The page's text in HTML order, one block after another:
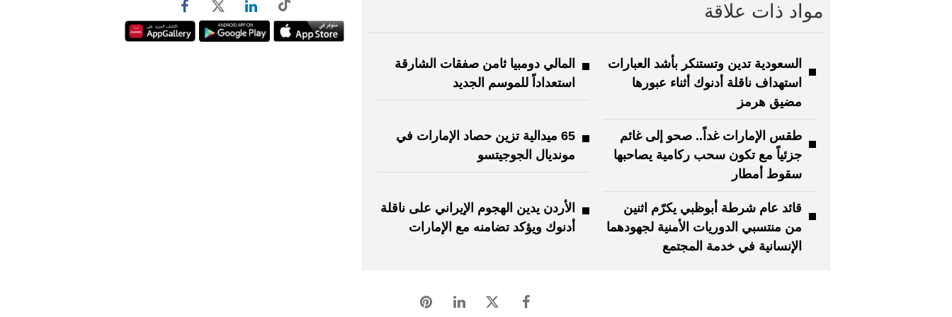
مواد ذات علاقة
السعودية تدين وتستنكر بأشد العبارات
استهداف ناقلة أدنوك أثناء عبورها
مضيق هرمز
المالي دومبيا ثامن صفقات الشارقة
استعداداً للموسم الجديد
طقس الإمارات غداً.. صحو إلى غائم
جزئياً مع تكون سحب ركامية يصاحبها
سقوط أمطار
65 ميدالية تزين حصاد الإمارات في
مونديال الجوجيتسو
قائد عام شرطة أبوظبي يكرّم اثنين
من منتسبي الدوريات الأمنية لجهودهما
الإنسانية في خدمة المجتمع
الأردن يدين الهجوم الإيراني على ناقلة
أدنوك ويؤكد تضامنه مع الإمارات